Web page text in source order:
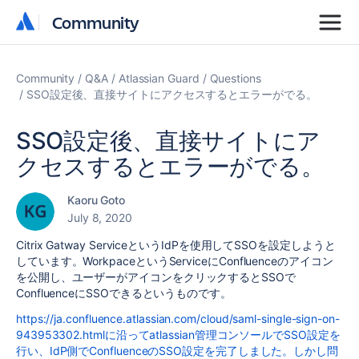
Community
Community
Community Q&A Atlassian Guard
Questions
SSO設定後、直接サイトにアクセスするとエラーがでる。
SSO設定後、直接サイトにア
クセスするとエラーがでる。
Kaoru Goto
July 8, 2020
Citrix Gatway ServiceというIdPを使用してSSOを設定しようと
しています。WorkpaceというServiceにConfluenceのアイコン
を公開し、ユーザーがアイコンをクリックするとSSOで
ConfluenceにSSOできるというものです。
https://ja.confluence.atlassian.com/cloud/saml-single-sign-on-
943953302.htmlに沿ってatlassian管理コンソールでSSO設定を
行い、IdP側でConfluenceのSSO設定を完了しました。しかし問